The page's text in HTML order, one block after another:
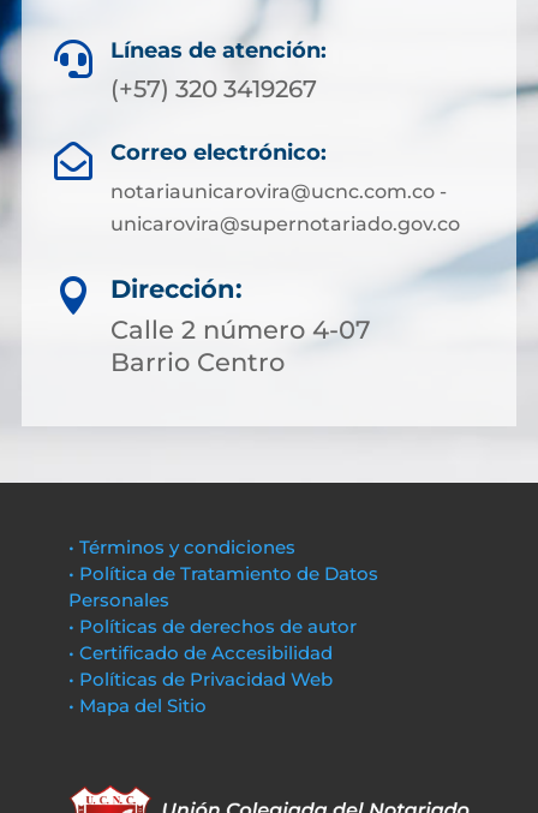
 Líneas de atención:
(+57) 320 3419267
 Correo electrónico:
notariaunicarovira@ucnc.com.co -
unicarovira@supernotariado.gov.co

Dirección:
Calle 2 número 4-07
Barrio Centro
• Términos y condiciones
• Política de Tratamiento de Datos
Personales
• Políticas de derechos de autor
• Certificado de Accesibilidad
• Políticas de Privacidad Web
• Mapa del Sitio